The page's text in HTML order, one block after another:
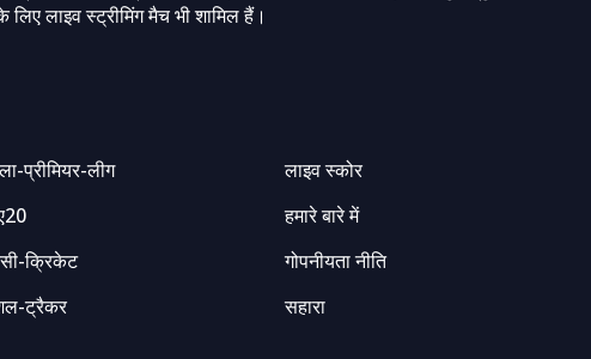
लाइव स्ट्रीमिंग मैच भी शामिल हैं।
प्रीमियर-लीग
लाइव स्कोर
हमारे बारे में
क्रिकेट
गोपनीयता नीति
ट्रैकर सहारा